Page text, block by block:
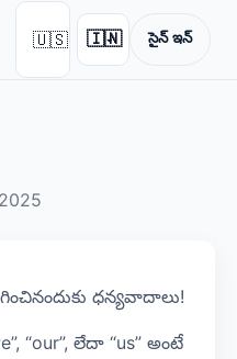
🇺🇸 🇮🇳
▾ సైన్ ఇన్
ధన్యవాదాలు!
“our”, లేదా “us” అంటే